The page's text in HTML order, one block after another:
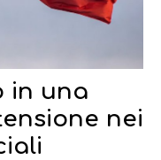
in una
nei